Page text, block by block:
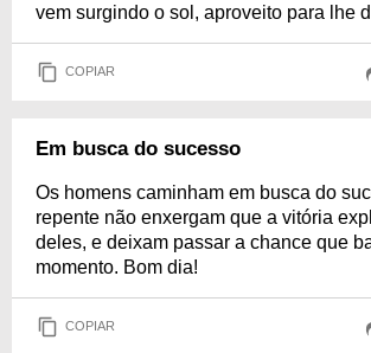
vem surgindo o sol, aproveito para lhe
COPIAR
Em busca do sucesso
Os homens caminham em busca do
repente não enxergam que a vitória
deles, e deixam passar a chance que
momento. Bom dia!
COPIAR